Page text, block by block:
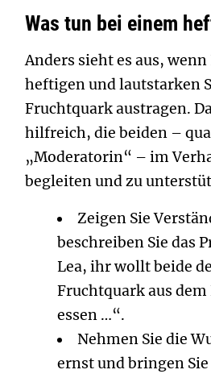
Was tun bei einem
Anders sieht es aus,
heftigen und lautstarken
Fruchtquark austragen.
hilfreich, die beiden –
„Moderatorin“ – im
begleiten und zu
Zeigen Sie
beschreiben Sie das
Lea, ihr wollt beide
Fruchtquark aus
essen …“.
Nehmen Sie die
ernst und bringen